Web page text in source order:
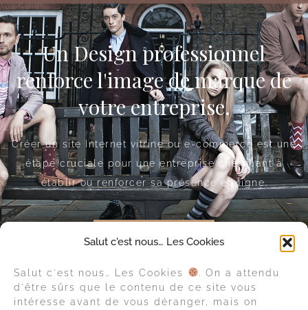
Salut c'est nous… Les Cookies
Salut c'est nous… Les Cookies
. On a attendu
d'être sûrs que le contenu de ce site vous
intéresse avant de vous déranger, mais on
Un Design professionnel
renforce l'image de marque de
votre entreprise.
Créer un site Internet vitrine ou e-commerce est une
étape cruciale pour une entreprise cherchant à
établir ou renforcer sa présence en ligne.